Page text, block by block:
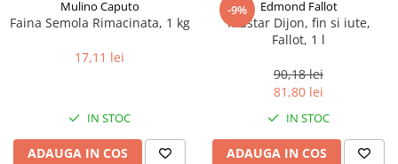
Mulino Caputo
Faina Semola Rimacinata, 1 kg
17,11 lei
IN STOC
ADAUGA IN COS
-9% Edmond Fallot
Mustar Dijon, fin si iute,
Fallot, 1 l
90,18 lei
81,80 lei
IN STOC
ADAUGA IN COS